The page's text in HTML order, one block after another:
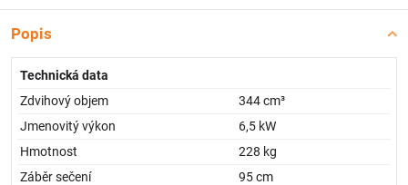
Popis
Technická data
Zdvihový objem
344 cm³
Jmenovitý výkon
6,5 kW
Hmotnost
228 kg
Záběr sečení
95 cm